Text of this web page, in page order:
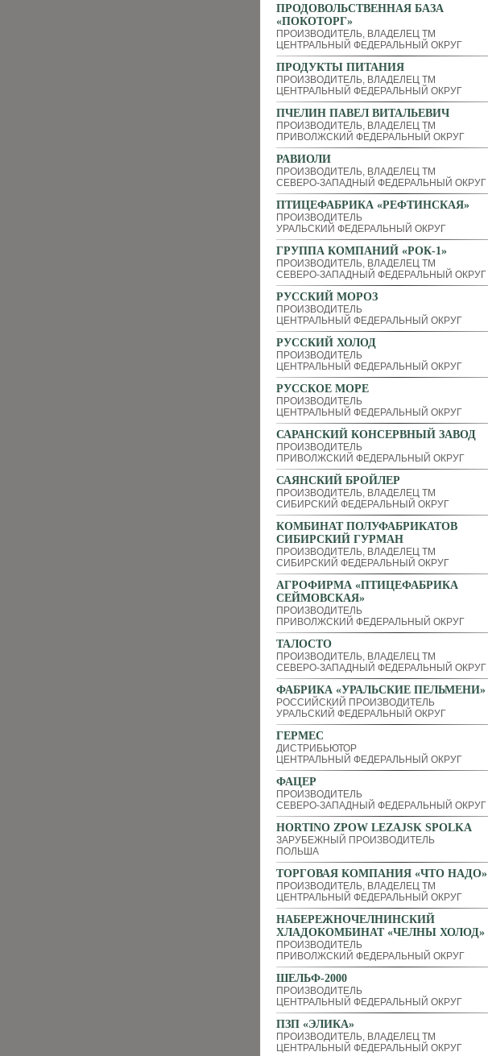
ПРОДОВОЛЬСТВЕННАЯ БАЗА
«ПОКОТОРГ»
ПРОИЗВОДИТЕЛЬ, ВЛАДЕЛЕЦ ТМ
ЦЕНТРАЛЬНЫЙ ФЕДЕРАЛЬНЫЙ ОКРУГ
ПРОДУКТЫ ПИТАНИЯ
ПРОИЗВОДИТЕЛЬ, ВЛАДЕЛЕЦ ТМ
ЦЕНТРАЛЬНЫЙ ФЕДЕРАЛЬНЫЙ ОКРУГ
ПЧЕЛИН ПАВЕЛ ВИТАЛЬЕВИЧ
ПРОИЗВОДИТЕЛЬ, ВЛАДЕЛЕЦ ТМ
ПРИВОЛЖСКИЙ ФЕДЕРАЛЬНЫЙ ОКРУГ
РАВИОЛИ
ПРОИЗВОДИТЕЛЬ, ВЛАДЕЛЕЦ ТМ
СЕВЕРО-ЗАПАДНЫЙ ФЕДЕРАЛЬНЫЙ ОКРУГ
ПТИЦЕФАБРИКА «РЕФТИНСКАЯ»
ПРОИЗВОДИТЕЛЬ
УРАЛЬСКИЙ ФЕДЕРАЛЬНЫЙ ОКРУГ
ГРУППА КОМПАНИЙ «РОК-1»
ПРОИЗВОДИТЕЛЬ, ВЛАДЕЛЕЦ ТМ
СЕВЕРО-ЗАПАДНЫЙ ФЕДЕРАЛЬНЫЙ ОКРУГ
РУССКИЙ МОРОЗ
ПРОИЗВОДИТЕЛЬ
ЦЕНТРАЛЬНЫЙ ФЕДЕРАЛЬНЫЙ ОКРУГ
РУССКИЙ ХОЛОД
ПРОИЗВОДИТЕЛЬ
ЦЕНТРАЛЬНЫЙ ФЕДЕРАЛЬНЫЙ ОКРУГ
РУССКОЕ МОРЕ
ПРОИЗВОДИТЕЛЬ
ЦЕНТРАЛЬНЫЙ ФЕДЕРАЛЬНЫЙ ОКРУГ
САРАНСКИЙ КОНСЕРВНЫЙ ЗАВОД
ПРОИЗВОДИТЕЛЬ
ПРИВОЛЖСКИЙ ФЕДЕРАЛЬНЫЙ ОКРУГ
САЯНСКИЙ БРОЙЛЕР
ПРОИЗВОДИТЕЛЬ, ВЛАДЕЛЕЦ ТМ
СИБИРСКИЙ ФЕДЕРАЛЬНЫЙ ОКРУГ
КОМБИНАТ ПОЛУФАБРИКАТОВ
СИБИРСКИЙ ГУРМАН
ПРОИЗВОДИТЕЛЬ, ВЛАДЕЛЕЦ ТМ
СИБИРСКИЙ ФЕДЕРАЛЬНЫЙ ОКРУГ
АГРОФИРМА «ПТИЦЕФАБРИКА
СЕЙМОВСКАЯ»
ПРОИЗВОДИТЕЛЬ
ПРИВОЛЖСКИЙ ФЕДЕРАЛЬНЫЙ ОКРУГ
ТАЛОСТО
ПРОИЗВОДИТЕЛЬ, ВЛАДЕЛЕЦ ТМ
СЕВЕРО-ЗАПАДНЫЙ ФЕДЕРАЛЬНЫЙ ОКРУГ
ФАБРИКА «УРАЛЬСКИЕ ПЕЛЬМЕНИ»
РОССИЙСКИЙ ПРОИЗВОДИТЕЛЬ
УРАЛЬСКИЙ ФЕДЕРАЛЬНЫЙ ОКРУГ
ГЕРМЕС
ДИСТРИБЬЮТОР
ЦЕНТРАЛЬНЫЙ ФЕДЕРАЛЬНЫЙ ОКРУГ
ФАЦЕР
ПРОИЗВОДИТЕЛЬ
СЕВЕРО-ЗАПАДНЫЙ ФЕДЕРАЛЬНЫЙ ОКРУГ
HORTINO ZPOW LEZAJSK SPOLKA
ЗАРУБЕЖНЫЙ ПРОИЗВОДИТЕЛЬ
ПОЛЬША
ТОРГОВАЯ КОМПАНИЯ «ЧТО НАДО»
ПРОИЗВОДИТЕЛЬ, ВЛАДЕЛЕЦ ТМ
ЦЕНТРАЛЬНЫЙ ФЕДЕРАЛЬНЫЙ ОКРУГ
НАБЕРЕЖНОЧЕЛНИНСКИЙ
ХЛАДОКОМБИНАТ «ЧЕЛНЫ ХОЛОД»
ПРОИЗВОДИТЕЛЬ
ПРИВОЛЖСКИЙ ФЕДЕРАЛЬНЫЙ ОКРУГ
ШЕЛЬФ-2000
ПРОИЗВОДИТЕЛЬ
ЦЕНТРАЛЬНЫЙ ФЕДЕРАЛЬНЫЙ ОКРУГ
ПЗП «ЭЛИКА»
ПРОИЗВОДИТЕЛЬ, ВЛАДЕЛЕЦ ТМ
ЦЕНТРАЛЬНЫЙ ФЕДЕРАЛЬНЫЙ ОКРУГ